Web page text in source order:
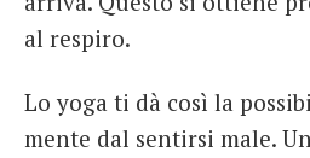
al respiro.
Lo yoga ti dà così la
mente dal sentirsi male.